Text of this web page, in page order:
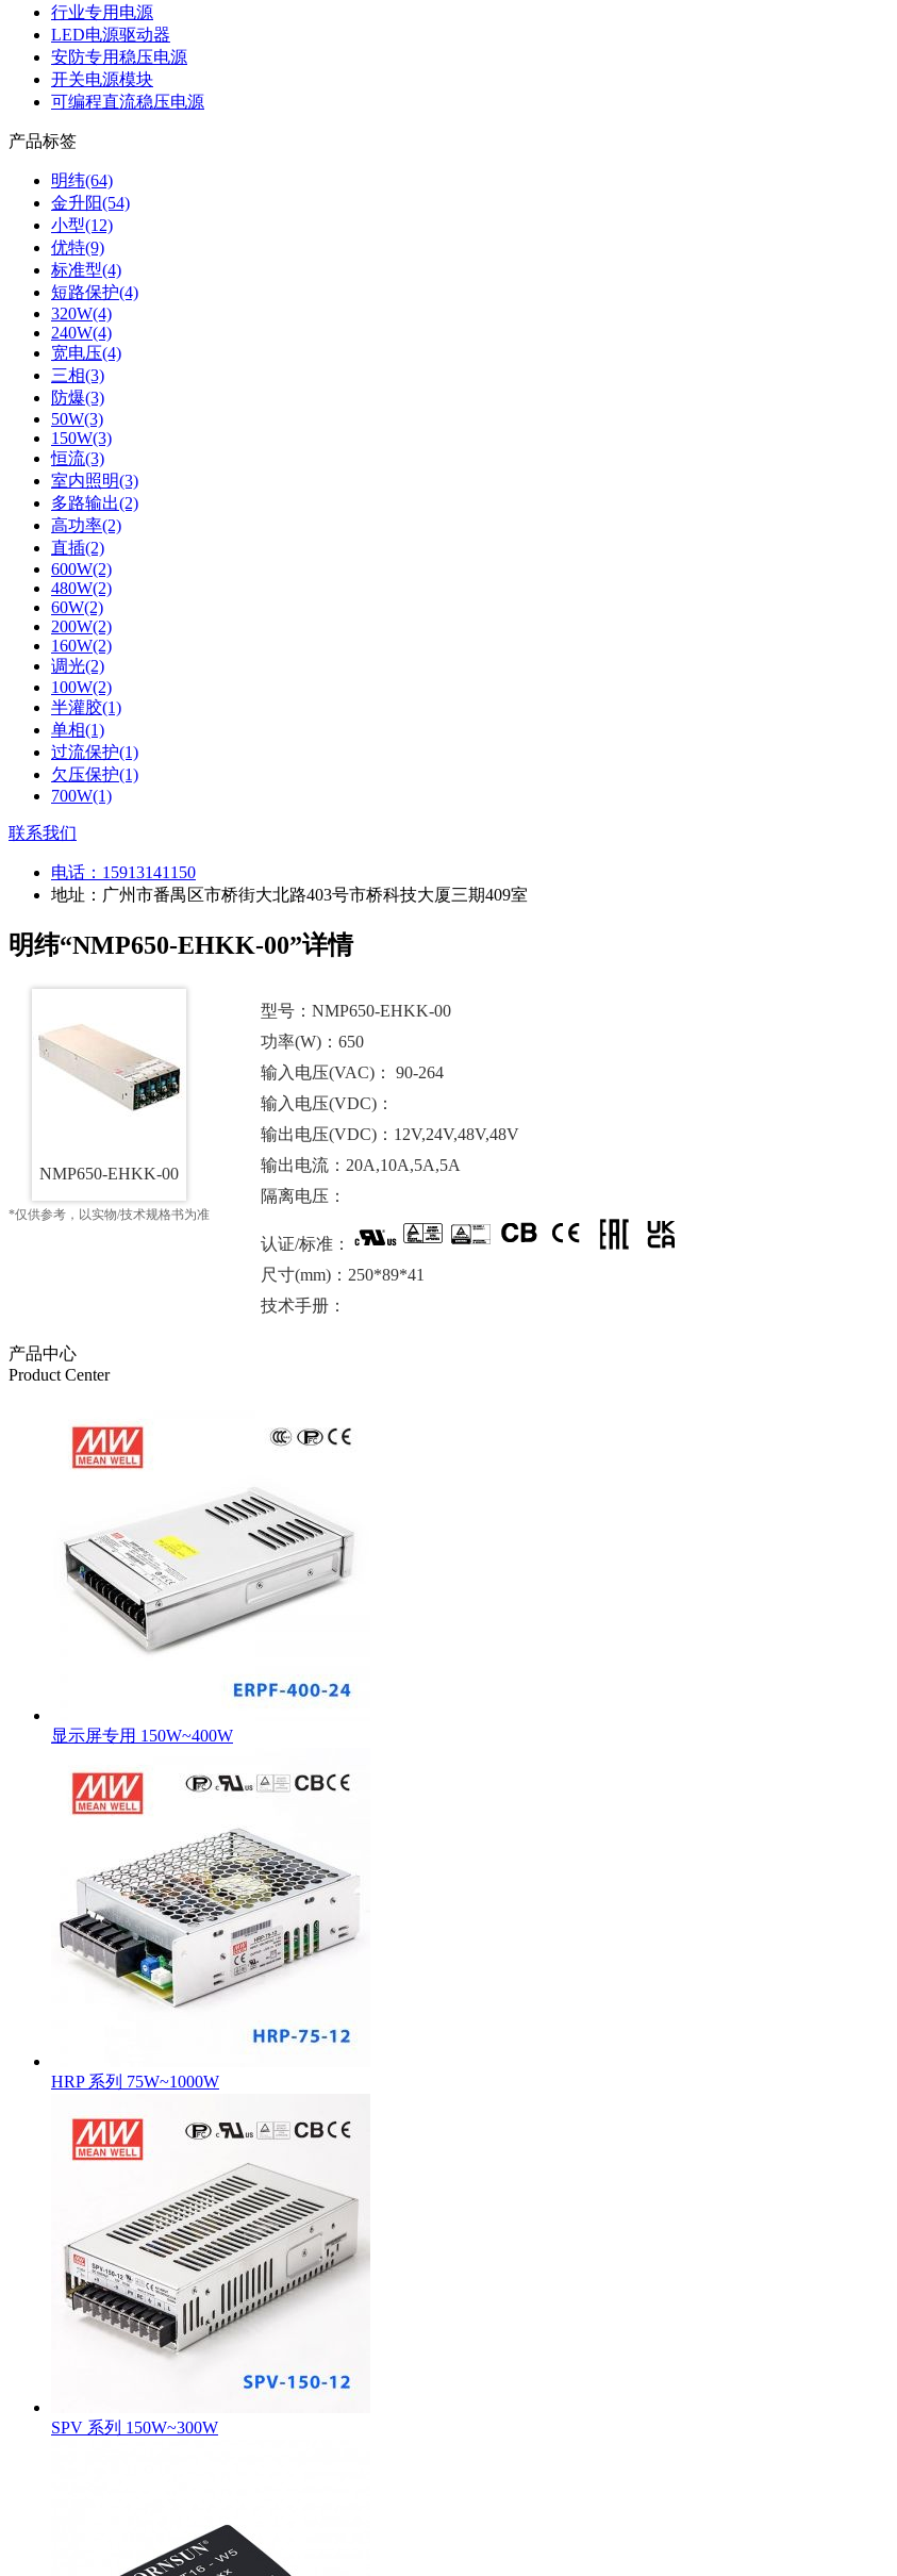
行业专用电源
LED电源驱动器
安防专用稳压电源
开关电源模块
可编程直流稳压电源
产品标签
明纬(64)
金升阳(54)
小型(12)
优特(9)
标准型(4)
短路保护(4)
320W(4)
240W(4)
宽电压(4)
三相(3)
防爆(3)
50W(3)
150W(3)
恒流(3)
室内照明(3)
多路输出(2)
高功率(2)
直插(2)
600W(2)
480W(2)
60W(2)
200W(2)
160W(2)
调光(2)
100W(2)
半灌胶(1)
单相(1)
过流保护(1)
欠压保护(1)
700W(1)
联系我们
电话： 15913141150
地址：广州市番禺区市桥街大北路403号市桥科技大厦三期409室
明纬“NMP650-EHKK-00”详情
NMP650-EHKK-00
*仅供参考，以实物/技术规格书为准
型号：NMP650-EHKK-00
功率(W)：650
输入电压(VAC)： 90-264
输入电压(VDC)：
输出电压(VDC)：12V,24V,48V,48V
输出电流：20A,10A,5A,5A
隔离电压：
认证/标准：
尺寸(mm)：250*89*41
技术手册：
产品中心
Product Center
显示屏专用 150W~400W
HRP 系列 75W~1000W
SPV 系列 150W~300W